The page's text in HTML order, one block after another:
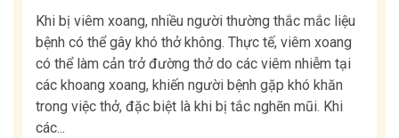
Khi bị viêm xoang, nhiều người thường thắc mắc liệu
bệnh có thể gây khó thở không. Thực tế, viêm xoang
có thể làm cản trở đường thở do các viêm nhiễm tại
các khoang xoang, khiến người bệnh gặp khó khăn
trong việc thở, đặc biệt là khi bị tắc nghẽn mũi. Khi
các...